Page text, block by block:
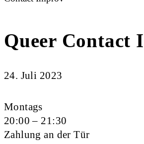
Queer Contact
24. Juli 2023
Montags
20:00 – 21:30
Zahlung an der Tür